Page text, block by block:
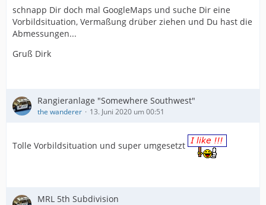
schnapp Dir doch mal GoogleMaps und suche Dir eine
Vorbildsituation, Vermaßung drüber ziehen und Du hast die
Abmessungen...
Gruß Dirk
Rangieranlage "Somewhere Southwest"
the wanderer 13. Juni 2020 um 00:51
Tolle Vorbildsituation und super umgesetzt
MRL 5th Subdivision